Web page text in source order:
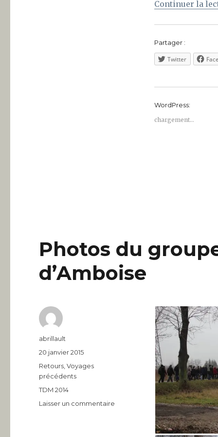
Continuer la
Partager :
Twitter
WordPress:
chargement…
Photos du
d’Amboise
Auteur
abrillault
Publié
20 janvier 2015
Catégories
Retours ,Voyages
précédents
Étiquettes
TDM 2014
Laisser un commentaire